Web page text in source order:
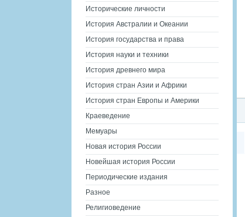
Исторические личности
История Австралии и Океании
История государства и права
История науки и техники
История древнего мира
История стран Азии и Африки
История стран Европы и Америки
Краеведение
Мемуары
Новая история России
Новейшая история России
Периодические издания
Разное
Религиоведение